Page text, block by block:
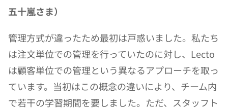
五十嵐さま）
管理方式が違ったため最初は戸惑いました。私たち
は注文単位での管理を行っていたのに対し、Lecto
は顧客単位での管理という異なるアプローチを取っ
ています。当初はこの概念の違いにより、チーム内
で若干の学習期間を要しました。ただ、スタッフト